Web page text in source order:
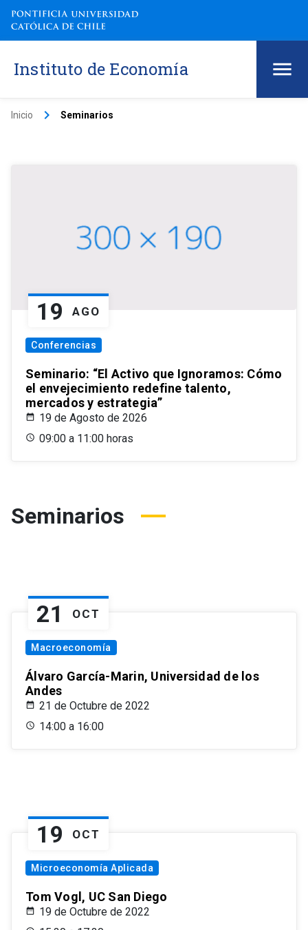
Instituto de Economía
Inicio keyboard_arrow_right Seminarios
19 AGO
Conferencias
Seminario: “El Activo que Ignoramos: Cómo
el envejecimiento redefine talento,
mercados y estrategia”
19 de Agosto de 2026
09:00 a 11:00 horas
Seminarios
21 OCT
Macroeconomía
Álvaro García-Marin, Universidad de los
Andes
21 de Octubre de 2022
14:00 a 16:00
19 OCT
Microeconomía Aplicada
Tom Vogl, UC San Diego
19 de Octubre de 2022